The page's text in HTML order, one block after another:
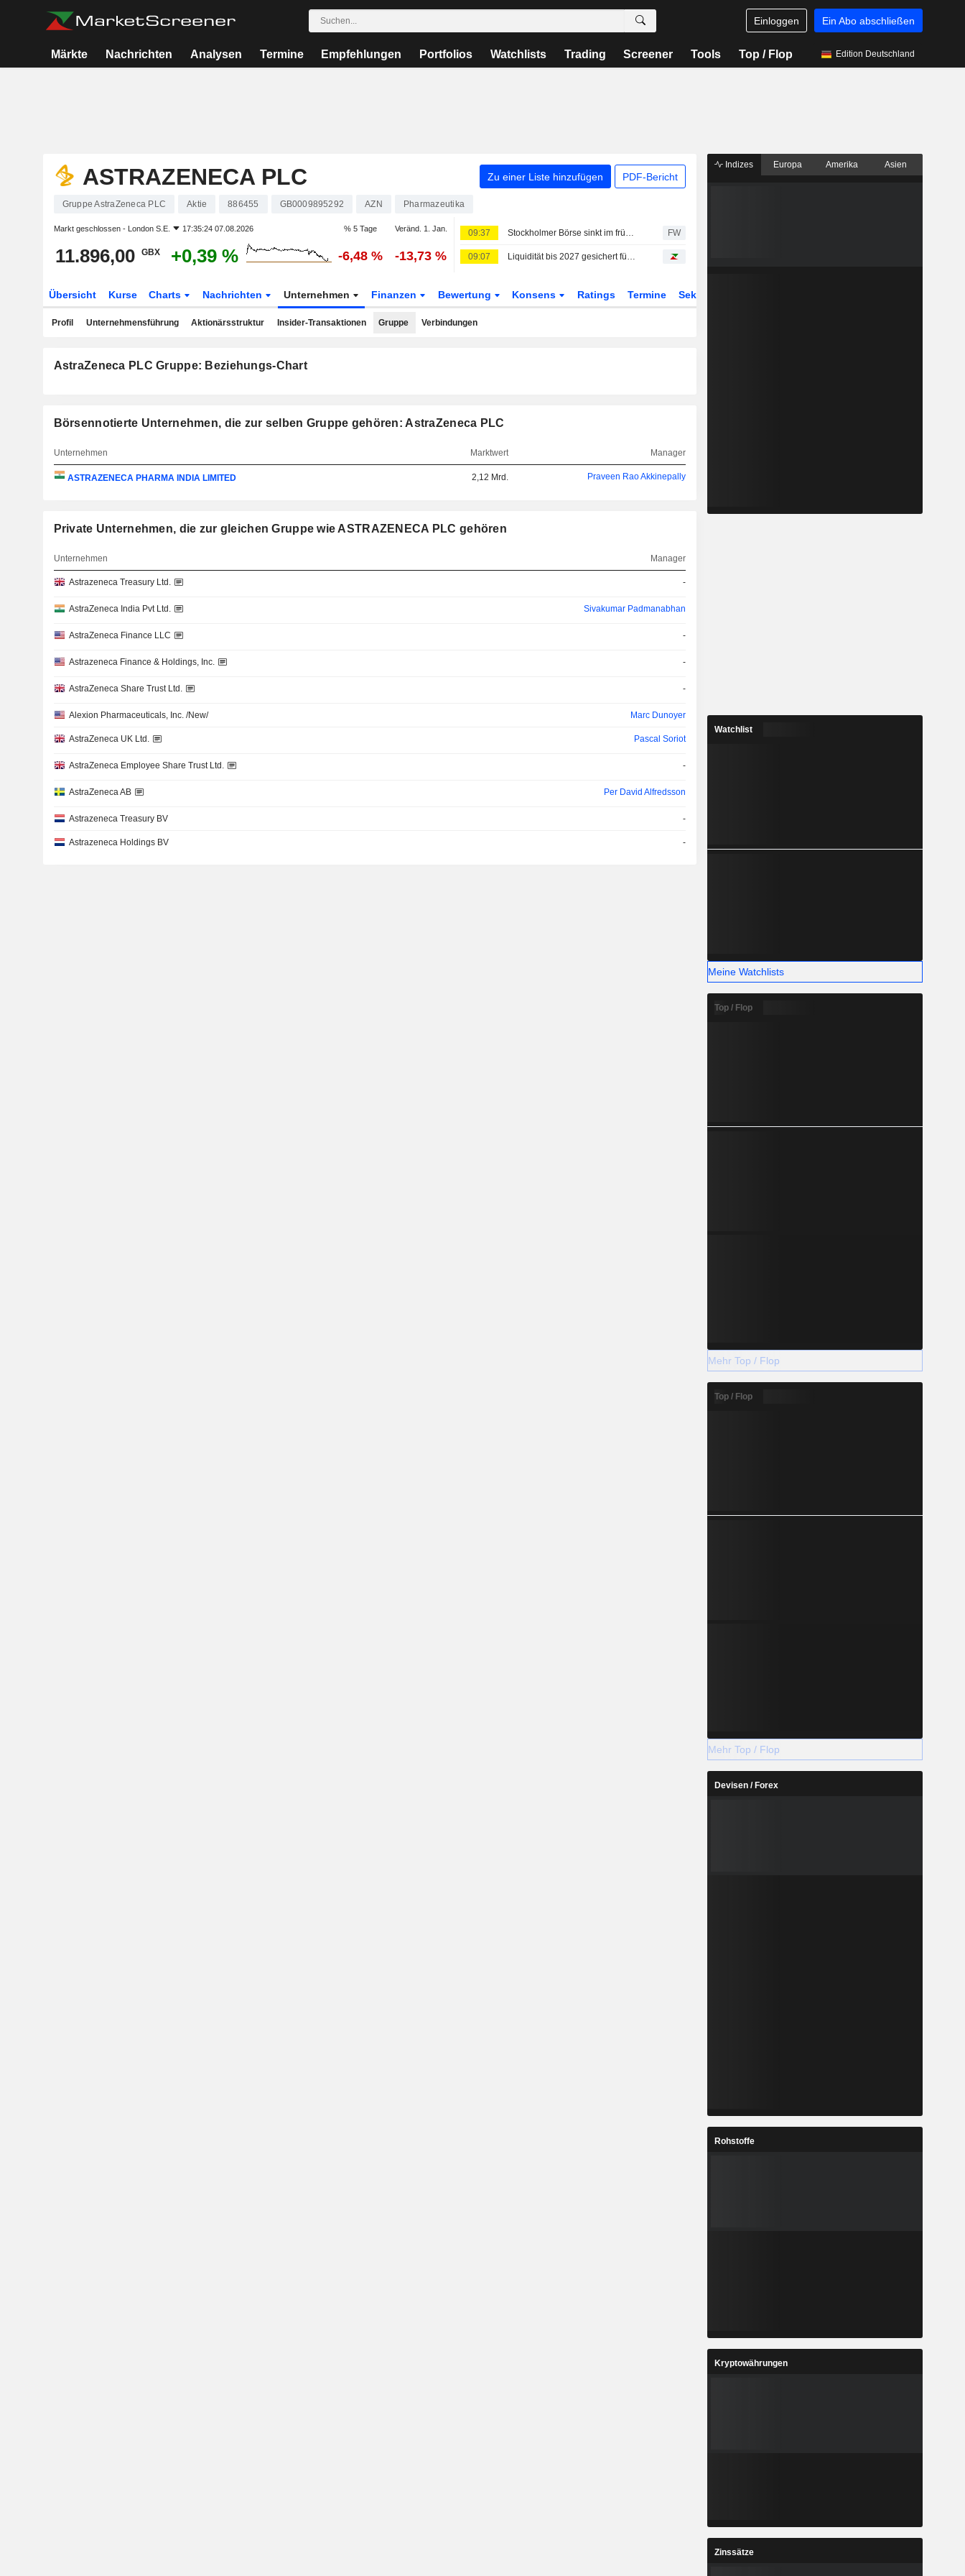
Einloggen Ein Abo abschließen
Märkte Nachrichten Analysen Termine Empfehlungen Portfolios Watchlists Trading Screener Tools Top / Flop Edition Deutschland
ASTRAZENECA PLC Zu einer Liste hinzufügen PDF-Bericht
Gruppe AstraZeneca PLC Aktie 886455 GB0009895292 AZN Pharmazeutika
Markt geschlossen - London S.E. 17:35:24 07.08.2026 % 5 Tage Veränd. 1. Jan.
11.896,00 GBX +0,39 % -6,48 % -13,73 %
09:37 Stockholmer Börse sinkt im frühen Freitaghandel FW
09:07 Liquidität bis 2027 gesichert für Cellectis
Übersicht Kurse Charts Nachrichten Unternehmen Finanzen Bewertung Konsens Ratings Termine Sektor
Profil Unternehmensführung Aktionärsstruktur Insider-Transaktionen Gruppe Verbindungen
AstraZeneca PLC Gruppe: Beziehungs-Chart
Börsennotierte Unternehmen, die zur selben Gruppe gehören: AstraZeneca PLC
Unternehmen Marktwert Manager
ASTRAZENECA PHARMA INDIA LIMITED 2,12 Mrd. Praveen Rao Akkinepally
Private Unternehmen, die zur gleichen Gruppe wie ASTRAZENECA PLC gehören
Unternehmen Manager
Astrazeneca Treasury Ltd. -
AstraZeneca India Pvt Ltd. Sivakumar Padmanabhan
AstraZeneca Finance LLC -
Astrazeneca Finance & Holdings, Inc. -
AstraZeneca Share Trust Ltd. -
Alexion Pharmaceuticals, Inc. /New/ Marc Dunoyer
AstraZeneca UK Ltd. Pascal Soriot
AstraZeneca Employee Share Trust Ltd. -
AstraZeneca AB Per David Alfredsson
Astrazeneca Treasury BV -
Astrazeneca Holdings BV -
Indizes Europa Amerika Asien
Watchlist
Meine Watchlists
Top / Flop
Mehr Top / Flop
Top / Flop
Mehr Top / Flop
Devisen / Forex
Rohstoffe
Kryptowährungen
Zinssätze